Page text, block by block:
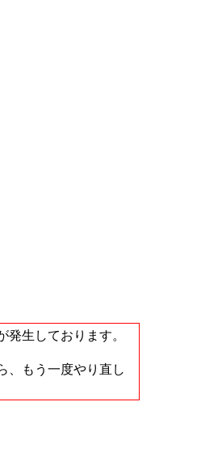
発生しております。
、もう一度やり直し